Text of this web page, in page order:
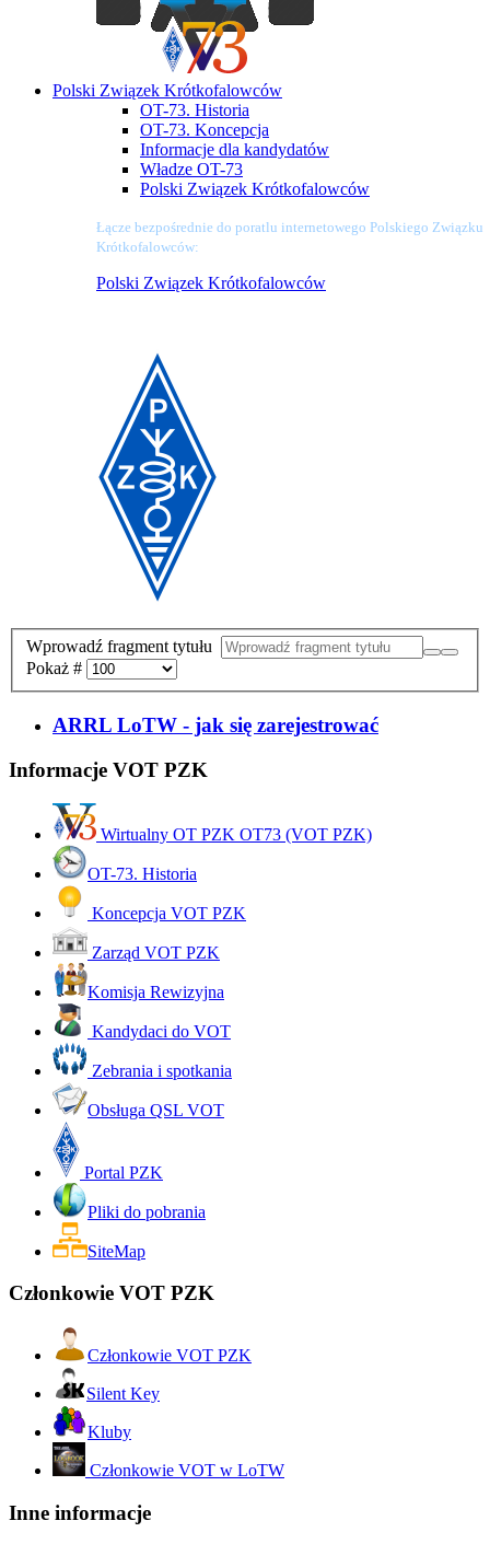
Polski Związek Krótkofalowców
OT-73. Historia
OT-73. Koncepcja
Informacje dla kandydatów
Władze OT-73
Polski Związek Krótkofalowców
Łącze bezpośrednie do poratlu internetowego Polskiego Związku
Krótkofalowców:
Polski Związek Krótkofalowców
Wprowadź fragment tytułu
Pokaż #
ARRL LoTW - jak się zarejestrować
Informacje VOT PZK
Wirtualny OT PZK OT73 (VOT PZK)
OT-73. Historia
Koncepcja VOT PZK
Zarząd VOT PZK
Komisja Rewizyjna
Kandydaci do VOT
Zebrania i spotkania
Obsługa QSL VOT
Portal PZK
Pliki do pobrania
SiteMap
Członkowie VOT PZK
Członkowie VOT PZK
Silent Key
Kluby
Członkowie VOT w LoTW
Inne informacje